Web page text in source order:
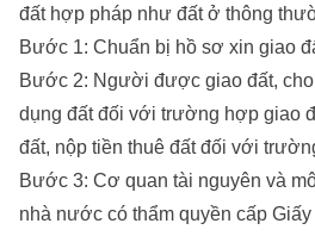
đất hợp pháp như đất ở thông
Bước 1: Chuẩn bị hồ sơ xin giao
Bước 2: Người được giao đất,
dụng đất đối với trường hợp giao
đất, nộp tiền thuê đất đối với
Bước 3: Cơ quan tài nguyên và
nhà nước có thẩm quyền cấp